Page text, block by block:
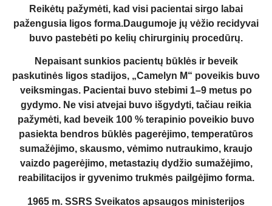
Reikėtų pažymėti, kad visi pacientai sirgo labai
pažengusia ligos forma.Daugumoje jų vėžio recidyvai
buvo pastebėti po kelių chirurginių procedūrų.
Nepaisant sunkios pacientų būklės ir beveik
paskutinės ligos stadijos, „Camelyn M“ poveikis buvo
veiksmingas. Pacientai buvo stebimi 1–9 metus po
gydymo. Ne visi atvejai buvo išgydyti, tačiau reikia
pažymėti, kad beveik 100 % terapinio poveikio buvo
pasiekta bendros būklės pagerėjimo, temperatūros
sumažėjimo, skausmo, vėmimo nutraukimo, kraujo
vaizdo pagerėjimo, metastazių dydžio sumažėjimo,
reabilitacijos ir gyvenimo trukmės pailgėjimo forma.
1965 m. SSRS Sveikatos apsaugos ministerijos